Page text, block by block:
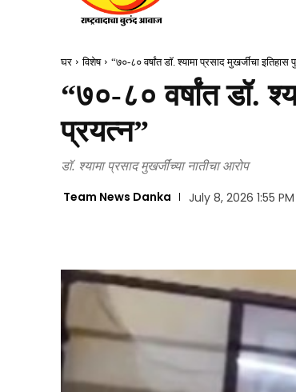
घर विशेष “७०-८० वर्षांत डॉ. श्यामा प्रसाद मुखर्जींचा इतिहास
“७०-८० वर्षांत डॉ.
प्रयत्न”
डॉ. श्यामा प्रसाद मुखर्जींच्या नातीचा आरोप
Team News Danka July 8, 2026 1:55 PM